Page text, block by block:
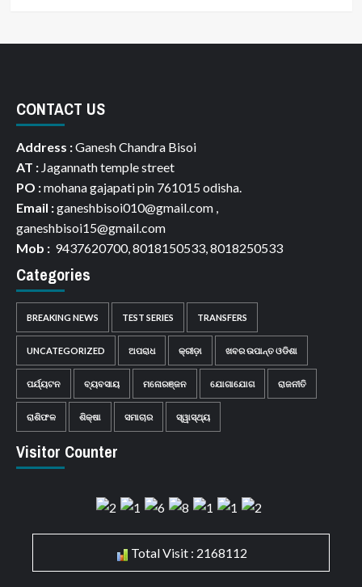
CONTACT US
Address :Ganesh Chandra Bisoi
AT : Jagannath temple street
PO :mohana gajapati pin 761015 odisha.
Email :ganeshbisoi010@gmail.com ,
ganeshbisoi15@gmail.com
Mob : 9437620700, 8018150533, 8018250533
Categories
BREAKING NEWS TEST SERIES TRANSFERS
UNCATEGORIZED ଅପରାଧ କ୍ରୀଡ଼ା ଖବର ଉପାନ୍ତ ଓଡିଶା
ପର୍ଯ୍ୟଟନ ବ୍ୟବସାୟ ମନୋରଞ୍ଜନ ଯୋଗାଯୋଗ ରାଜନୀତି
ରାଶିଫଳ ଶିକ୍ଷା ସମାଚାର ସ୍ୱାସ୍ଥ୍ୟ
Visitor Counter
Total Visit : 2168112